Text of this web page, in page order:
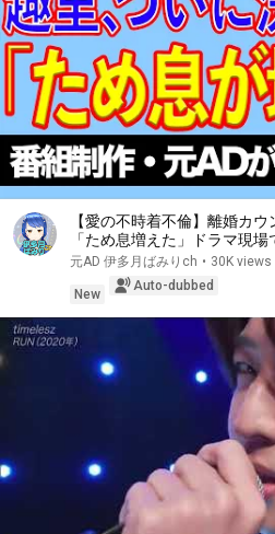
【愛の不時着不倫】離婚カ
「ため息増えた」ドラマ現場
輝は……【テレビ番組制作・元
元AD 伊多月ばみりch • 30K views
New
Auto-dubbed